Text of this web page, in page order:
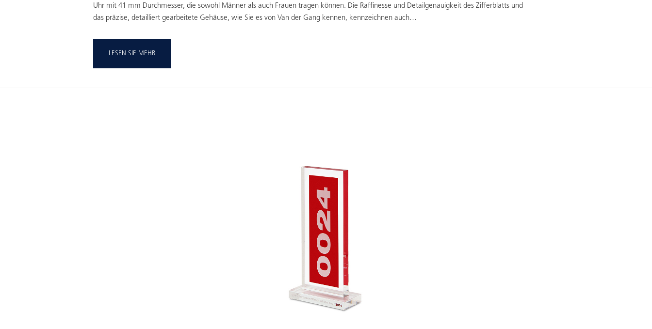
Uhr mit 41 mm Durchmesser, die sowohl Männer als auch Frauen tragen können. Die Raffinesse und Detailgenauigkeit des Zifferblatts und
das präzise, detailliert gearbeitete Gehäuse, wie Sie es von Van der Gang kennen, kennzeichnen auch…
LESEN SIE MEHR